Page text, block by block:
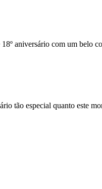
aniversário com um belo
tão especial quanto este